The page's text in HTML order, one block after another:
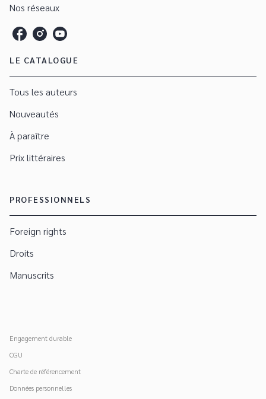
Nos réseaux
LE CATALOGUE
Tous les auteurs
Nouveautés
À paraître
Prix littéraires
PROFESSIONNELS
Foreign rights
Droits
Manuscrits
Engagement durable
CGU
Charte de référencement
Données personnelles